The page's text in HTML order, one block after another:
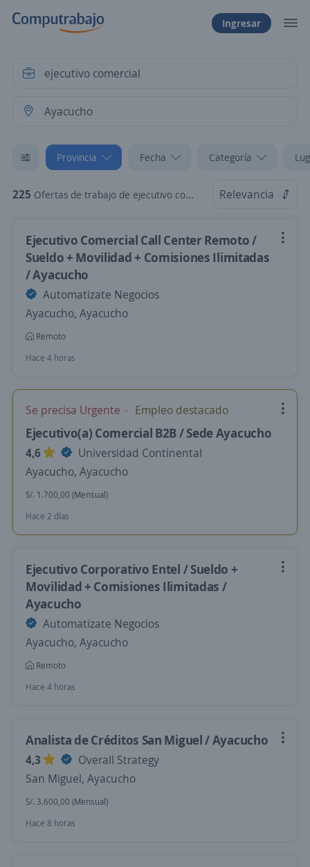
Ingresar
Provincia Fecha Categoría
225 Ofertas de trabajo de ejecutivo comercial en Ayacucho Relevancia
Ejecutivo Comercial Call Center Remoto /
Sueldo + Movilidad + Comisiones Ilimitadas
/ Ayacucho
Automatizate Negocios
Ayacucho, Ayacucho
Remoto
Hace 4 horas
Se precisa Urgente Empleo destacado
Ejecutivo(a) Comercial B2B / Sede Ayacucho
4,6
Universidad Continental
Ayacucho, Ayacucho
S/. 1.700,00 (Mensual)
Hace 2 días
Ejecutivo Corporativo Entel / Sueldo +
Movilidad + Comisiones Ilimitadas /
Ayacucho
Automatizate Negocios
Ayacucho, Ayacucho
Remoto
Hace 4 horas
Analista de Créditos San Miguel / Ayacucho
4,3
Overall Strategy
San Miguel, Ayacucho
S/. 3.600,00 (Mensual)
Hace 8 horas